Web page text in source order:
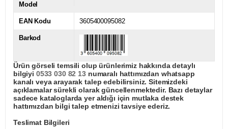
Model
EAN Kodu 3605400095082
Barkod
Ürün görseli temsili olup ürünlerimiz hakkında detaylı
bilgiyi 0533 030 82 13numaralı hattımızdan whatsapp
kanalı veya arayarak talep edebilirsiniz. Sitemizdeki
açıklamalar sürekli olarak güncellenmektedir. Bazı detaylar
sadece kataloglarda yer aldığı için mutlaka destek
hattımızdan bilgi talep etmenizi tavsiye ederiz.
Teslimat Bilgileri